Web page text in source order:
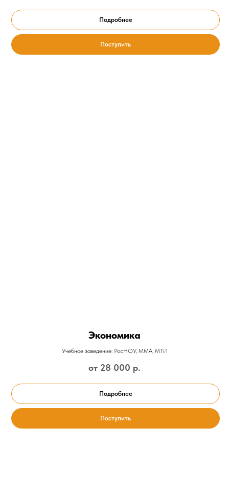
Подробнее
Поступить
Экономика
Учебное заведение: РосНОУ, ММА, МТИ
от 28 000 р.
Подробнее
Поступить